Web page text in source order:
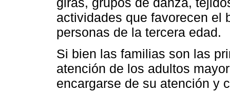
actividades que favorecen el
personas de la tercera edad.
Si bien las familias son las
atención de los adultos
encargarse de su atención y